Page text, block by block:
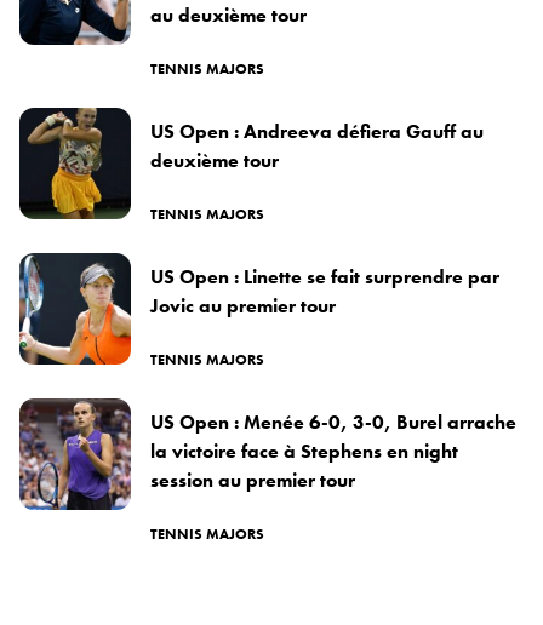
au deuxième tour
TENNIS MAJORS
US Open : Andreeva défiera Gauff au
deuxième tour
TENNIS MAJORS
US Open : Linette se fait surprendre par
Jovic au premier tour
TENNIS MAJORS
US Open : Menée 6-0, 3-0, Burel arrache
la victoire face à Stephens en night
session au premier tour
TENNIS MAJORS